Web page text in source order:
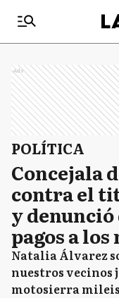
Ads
POLÍTICA
Concejala
contra el
y
pagos a los
Natalia Álvarez
nuestros vecinos
motosierra